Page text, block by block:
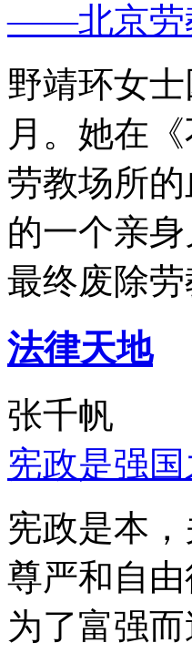
——北京劳
野靖环女
月。她在
劳教场所
的一个亲
最终废除劳
法律天地
张千帆
宪政是强
宪政是本
尊严和自
为了富强